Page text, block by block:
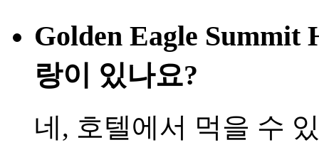
Golden Eagle Summit
랑이 있나요?
네, 호텔에서 먹을 수